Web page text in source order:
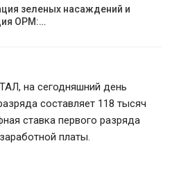
зеленых насаждений и
ОРМ:…
на сегодняшний день
составляет 118 тысяч
ставка первого разряда
платы.